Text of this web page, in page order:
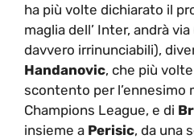
ha più volte dichiarato il
maglia dell’ Inter, andrà
davvero irrinunciabili),
Handanovic, che più
scontento per l’ennesimo
Champions League, e di
insieme a Perisic, da una